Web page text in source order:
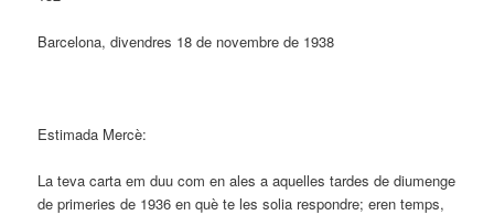
Barcelona, divendres 18 de novembre de 1938
Estimada Mercè:
La teva carta em duu com en ales a aquelles tardes de diumenge
de primeries de 1936 en què te les solia respondre; eren temps,